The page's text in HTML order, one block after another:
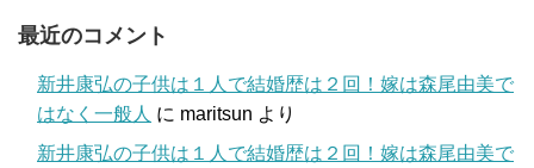
最近のコメント
新井康弘の子供は１人で結婚歴は２回！嫁は森尾由美で
はなく一般人 に maritsun より
新井康弘の子供は１人で結婚歴は２回！嫁は森尾由美で